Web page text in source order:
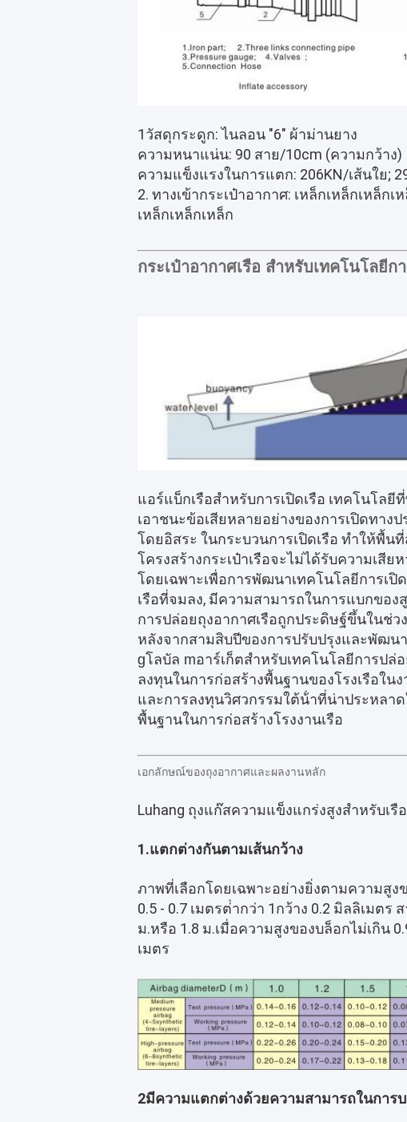
1วัสดุกระดูก: ไนลอน "6" ผ้าม่านยาง
ความหนาแน่น: 90 สาย/10cm (ความกว้าง)
ความแข็งแรงในการแตก: 206KN/เส้นใย;
2. ทางเข้ากระเป๋าอากาศ: เหล็กเหล็กเหล็ก
เหล็กเหล็กเหล็ก
กระเป๋าอากาศเรือ สําหรับเทคโนโลยีกา
แอร์แบ็กเรือสําหรับการเปิดเรือ เทคโนโ
เอาชนะข้อเสียหลายอย่างของการเปิดทา
โดยอิสระ ในกระบวนการเปิดเรือ ทําให้พื้
โครงสร้างกระเป๋าเรือจะไม่ได้รับความเสีย
โดยเฉพาะเพื่อการพัฒนาเทคโนโลยีการเปิ
เรือที่จมลง, มีความสามารถในการแบกขอ
การปล่อยถุงอากาศเรือถูกประดิษฐ์ขึ้นใน
หลังจากสามสิบปีของการปรับปรุงและพัฒ
gโลบัล mอาร์เก็ตสําหรับเทคโนโลยีการปล่
ลงทุนในการก่อสร้างพื้นฐานของโรงเรือใน
และการลงทุนวิศวกรรมใต้น้ําที่น่าประหลา
พื้นฐานในการก่อสร้างโรงงานเรือ
เอกลักษณ์ของถุงอากาศและผลงานหลัก
Luhang ถุงแก๊สความแข็งแกร่งสูงสําหรับเรื
1.แตกต่างกันตามเส้นกว้าง
ภาพที่เลือกโดยเฉพาะอย่างยิ่งตามความสู
0.5 - 0.7 เมตรต่ํากว่า 1กว้าง 0.2 มิลลิเมตร
ม.หรือ 1.8 ม.เมื่อความสูงของบล็อกไม่เกิน
เมตร
2มีความแตกต่างด้วยความสามารถในการ